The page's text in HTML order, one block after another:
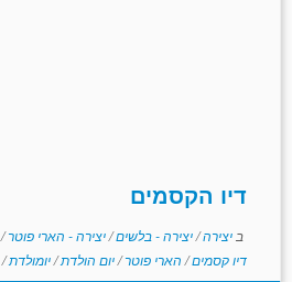
דיו הקסמים
ב יצירה/יצירה - בלשים/יצירה - הארי פוטר/
דיו קסמים/ הארי פוטר/יום הולדת/יומולדת/